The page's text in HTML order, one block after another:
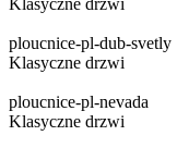
Klasyczne drzwi
ploucnice-pl-dub-svetly
Klasyczne drzwi
ploucnice-pl-nevada
Klasyczne drzwi